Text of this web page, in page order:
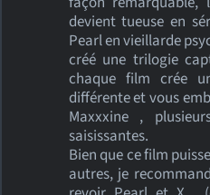
devient tueuse en
Pearl en vieillarde
créé une trilogie
chaque film crée
différente et vous
Maxxxine ,
saisissantes.
Bien que ce film
autres, je